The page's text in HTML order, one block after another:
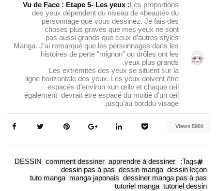
Vu de Face : Etape 5- Les yeux :Les proportions
des yeux dépendent du niveau de «beauté» du
personnage que vous dessinez. Je fais des
choses plus graves que mes yeux ne sont
pas aussi grands que ceux d’autres styles
Manga. J’ai remarqué que les personnages dans les
histoires de perte “mignon” ou drôles ont les
yeux plus grands.
Les extrémités des yeux se situent sur la
ligne horizontale des yeux. Les yeux doivent être
espacés d’environ «un œil» et chaque œil
également devrait être espacé du moitié d’un œil
jusqu’au borddu visage.
5900 Views
Tags:
apprendre à dessiner
comment dessiner
DESSIN
dessin leçon
dessin manga
dessin pas à pas
dessiner manga pas à pas
manga japonais
tuto manga
tutoriel dessin
tutoriel manga